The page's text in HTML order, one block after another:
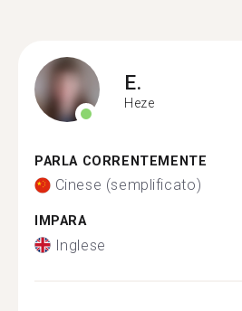
E.
Heze
PARLA CORRENTEMENTE
Cinese (semplificato)
IMPARA
Inglese